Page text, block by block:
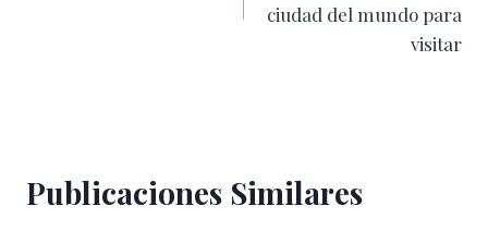
ciudad del mundo para
visitar
Publicaciones Similares